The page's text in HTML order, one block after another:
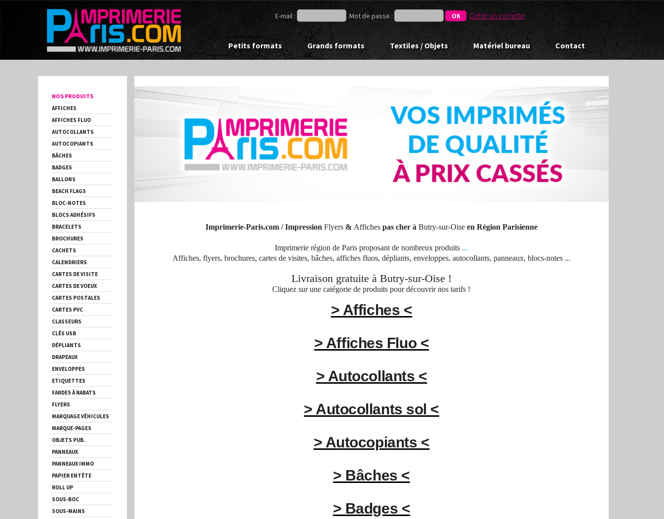
E-mail : Mot de passe : Créer un compte
Petits formats Grands formats Textiles / Objets Matériel bureau Contact
NOS PRODUITS
AFFICHES
AFFICHES FLUO
AUTOCOLLANTS
AUTOCOPIANTS
BÂCHES
BADGES
BALLONS
BEACH FLAGS
BLOC-NOTES
BLOCS ADHÉSIFS
BRACELETS
BROCHURES
CACHETS
CALENDRIERS
CARTES DE VISITE
CARTES DE VOEUX
CARTES POSTALES
CARTES PVC
CLASSEURS
CLÉS USB
DÉPLIANTS
DRAPEAUX
ENVELOPPES
ETIQUETTES
FARDES À RABATS
FLYERS
MARQUAGE VÉHICULES
MARQUE-PAGES
OBJETS PUB.
PANNEAUX
PANNEAUX IMMO
PAPIER ENTÊTE
ROLL UP
SOUS-BOC
SOUS-MAINS
Imprimerie-Paris.com / Impression Flyers& Affichespas cher à Butry-sur-Oise en Région Parisienne
Imprimerie région de Paris proposant de nombreux produits ...
Affiches, flyers, brochures, cartes de visites, bâches, affiches fluos, dépliants, enveloppes, autocollants, panneaux, blocs-notes ...
Livraison gratuite à Butry-sur-Oise !
Cliquez sur une catégorie de produits pour découvrir nos tarifs !
> Affiches <
> Affiches Fluo <
> Autocollants <
> Autocollants sol <
> Autocopiants <
> Bâches <
> Badges <